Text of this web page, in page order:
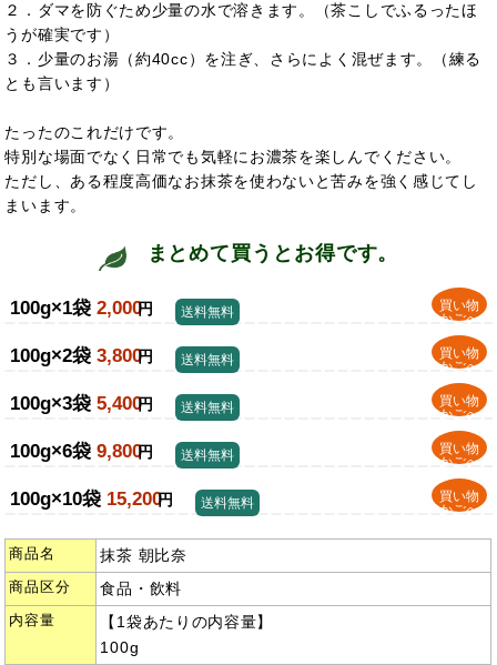
２．ダマを防ぐため少量の水で溶きます。（茶こしでふるったほ
うが確実です）
３．少量のお湯（約40cc）を注ぎ、さらによく混ぜます。（練る
とも言います）
たったのこれだけです。
特別な場面でなく日常でも気軽にお濃茶を楽しんでください。
ただし、ある程度高価なお抹茶を使わないと苦みを強く感じてし
まいます。
まとめて買うとお得です。
100g×1袋 2,000円
買い物
かごへ
送料無料
100g×2袋 3,800円
買い物
かごへ
送料無料
100g×3袋 5,400円
買い物
かごへ
送料無料
100g×6袋 9,800円
買い物
かごへ
送料無料
100g×10袋 15,200円
買い物
かごへ
送料無料
商品名 抹茶 朝比奈
商品区分 食品・飲料
内容量
【1袋あたりの内容量】
100g